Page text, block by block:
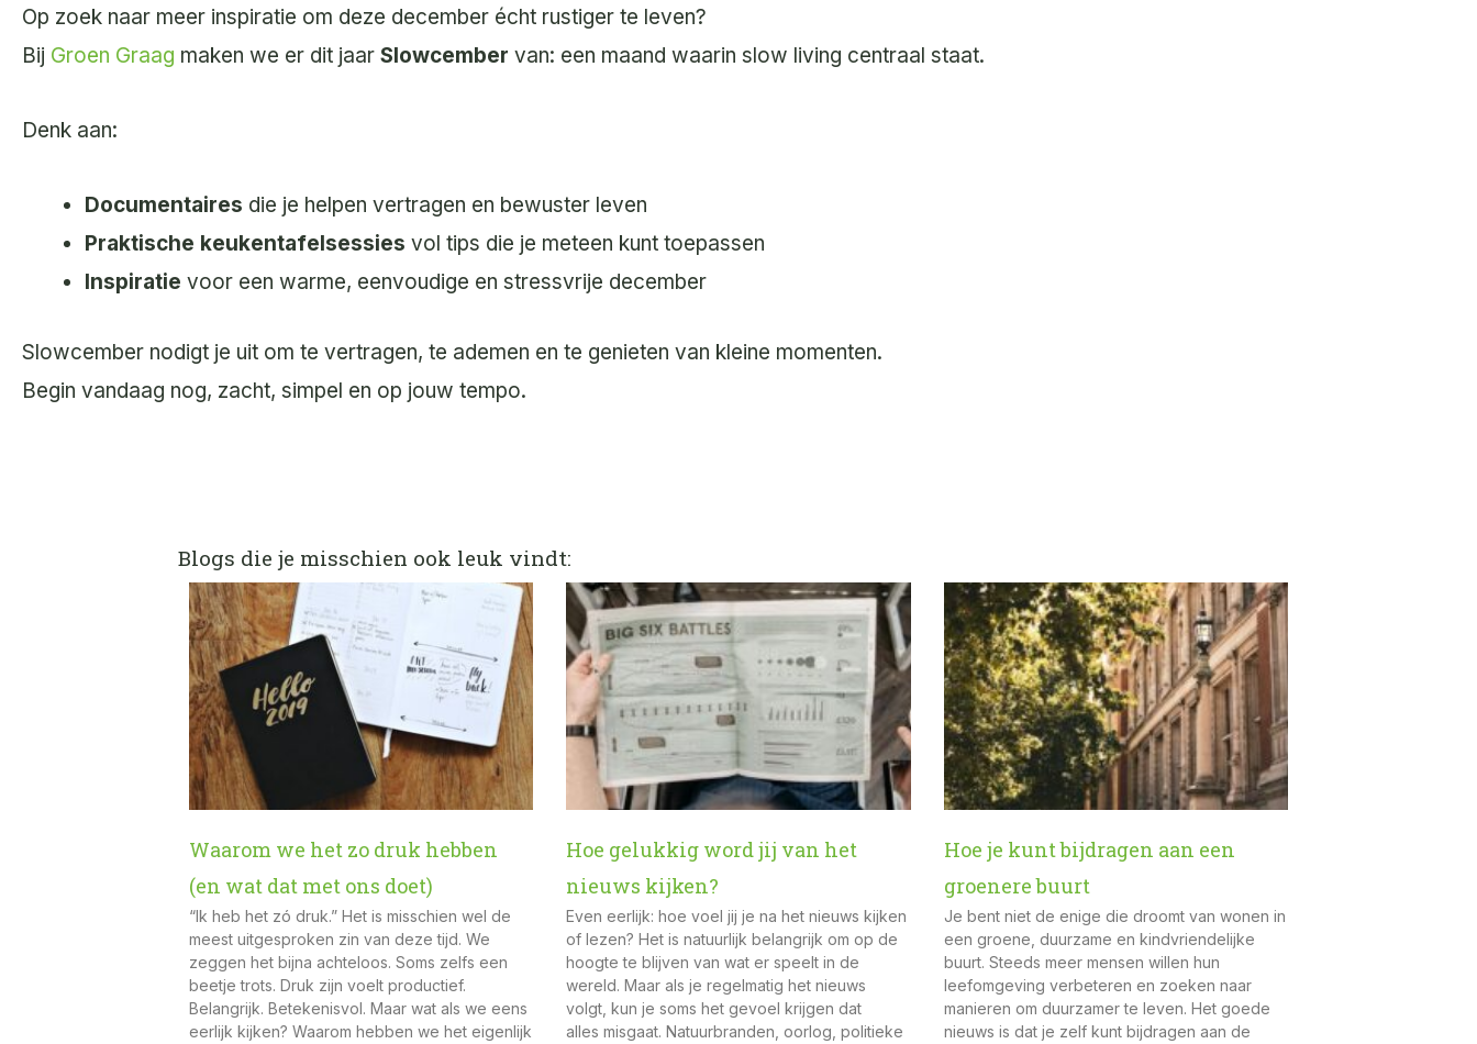
Op zoek naar meer inspiratie om deze december écht rustiger te leven?
Bij Groen Graag maken we er dit jaar Slowcember van: een maand waarin slow living centraal staat.
Denk aan:
Documentaires die je helpen vertragen en bewuster leven
Praktische keukentafelsessies vol tips die je meteen kunt toepassen
Inspiratie voor een warme, eenvoudige en stressvrije december
Slowcember nodigt je uit om te vertragen, te ademen en te genieten van kleine momenten.
Begin vandaag nog, zacht, simpel en op jouw tempo.
Blogs die je misschien ook leuk vindt:
Waarom we het zo druk hebben
(en wat dat met ons doet)
“Ik heb het zó druk.” Het is misschien wel de
meest uitgesproken zin van deze tijd. We
zeggen het bijna achteloos. Soms zelfs een
beetje trots. Druk zijn voelt productief.
Belangrijk. Betekenisvol. Maar wat als we eens
eerlijk kijken? Waarom hebben we het eigenlijk
Hoe gelukkig word jij van het
nieuws kijken?
Even eerlijk: hoe voel jij je na het nieuws kijken
of lezen? Het is natuurlijk belangrijk om op de
hoogte te blijven van wat er speelt in de
wereld. Maar als je regelmatig het nieuws
volgt, kun je soms het gevoel krijgen dat
alles misgaat. Natuurbranden, oorlog, politieke
Hoe je kunt bijdragen aan een
groenere buurt
Je bent niet de enige die droomt van wonen in
een groene, duurzame en kindvriendelijke
buurt. Steeds meer mensen willen hun
leefomgeving verbeteren en zoeken naar
manieren om duurzamer te leven. Het goede
nieuws is dat je zelf kunt bijdragen aan de